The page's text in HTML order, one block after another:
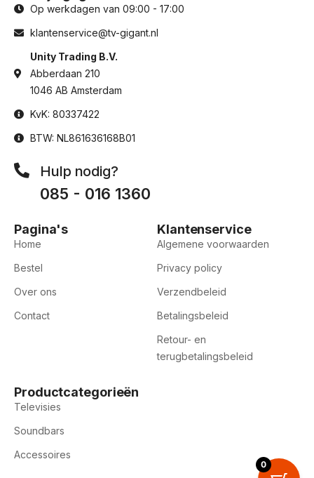
Op werkdagen van 09:00 - 17:00
klantenservice@tv-gigant.nl
Unity Trading B.V.
Abberdaan 210
1046 AB Amsterdam
KvK: 80337422
BTW: NL861636168B01
Hulp nodig?
085 - 016 1360
Pagina's
Home
Bestel
Over ons
Contact
Klantenservice
Algemene voorwaarden
Privacy policy
Verzendbeleid
Betalingsbeleid
Retour- en
terugbetalingsbeleid
Productcategorieën
Televisies
Soundbars
Accessoires
0